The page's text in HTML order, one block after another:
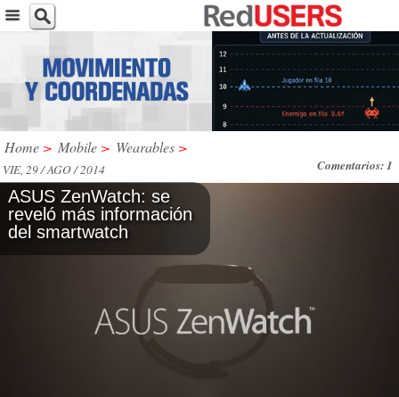
Home > Mobile > Wearables >
Comentarios: 1
VIE, 29 / AGO / 2014
ASUS ZenWatch: se
reveló más información
del smartwatch